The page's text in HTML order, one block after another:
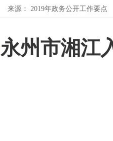
来源： 2019年政务公开工作要点
永州市湘江